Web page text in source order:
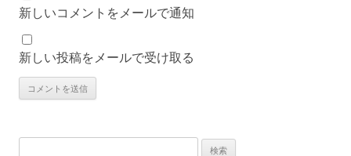
新しいコメントをメールで通知
新しい投稿をメールで受け取る